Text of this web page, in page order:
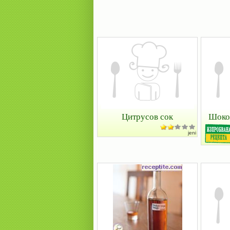
Цитрусов сок
jeni